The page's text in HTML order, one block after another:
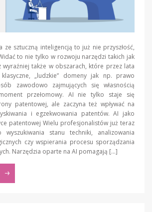
ze sztuczną inteligencją to już nie przyszłość,
to nie tylko w rozwoju narzędzi takich jak
wyraźniej także w obszarach, które przez lata
„ludzkie” domeny jak np. prawo
zawodowo zajmujących się własnością
przełomowy. AI nie tylko staje się
patentowej, ale zaczyna też wpływać na
i egzekwowania patentów. AI jako
patentowej Wielu profesjonalistów już teraz
stanu techniki, analizowania
czy wspierania procesu sporządzania
Narzędzia oparte na AI pomagają […]